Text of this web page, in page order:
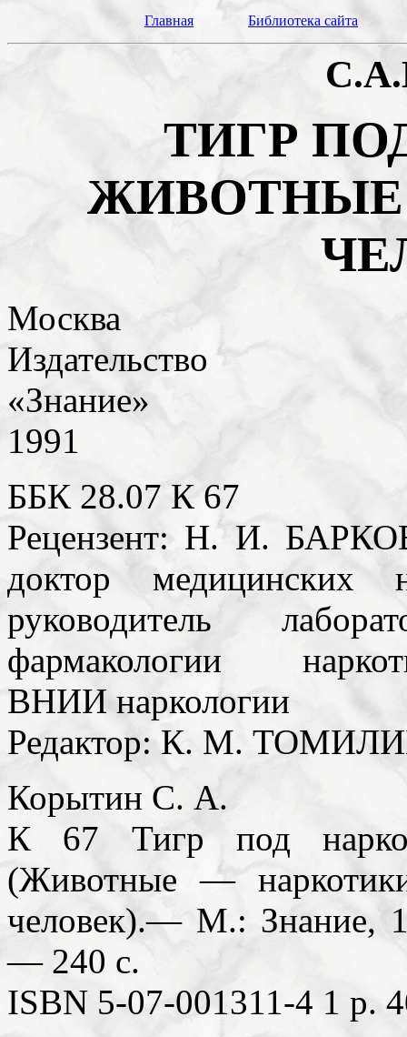
Главная Библиотека сайта
ТИГР
ЖИВОТНЫЕ
Москва
Издательство
«Знание»
1991
ББК 28.07 К 67
Рецензент: Н. И.
доктор медицинских
руководитель
фармакологии
ВНИИ наркологии
Редактор: К. М.
Корытин С. А.
К 67 Тигр под
(Животные —
человек).— М.: Знание,
— 240 с.
ISBN 5-07-001311-4 1 р.